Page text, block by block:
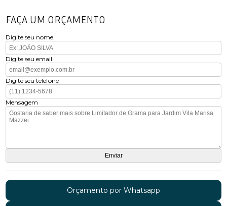
FAÇA UM ORÇAMENTO
Digite seu nome
Digite seu email
Digite seu telefone
Mensagem
Orçamento por Whatsapp